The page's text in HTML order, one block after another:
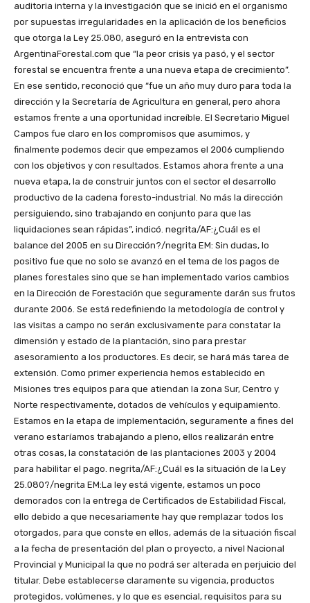
auditoria interna y la investigación que se inició en el organismo
por supuestas irregularidades en la aplicación de los beneficios
que otorga la Ley 25.080, aseguró en la entrevista con
ArgentinaForestal.com que “la peor crisis ya pasó, y el sector
forestal se encuentra frente a una nueva etapa de crecimiento”.
En ese sentido, reconoció que “fue un año muy duro para toda la
dirección y la Secretaría de Agricultura en general, pero ahora
estamos frente a una oportunidad increíble. El Secretario Miguel
Campos fue claro en los compromisos que asumimos, y
finalmente podemos decir que empezamos el 2006 cumpliendo
con los objetivos y con resultados. Estamos ahora frente a una
nueva etapa, la de construir juntos con el sector el desarrollo
productivo de la cadena foresto-industrial. No más la dirección
persiguiendo, sino trabajando en conjunto para que las
liquidaciones sean rápidas”, indicó. negrita/AF:¿Cuál es el
balance del 2005 en su Dirección?/negrita EM: Sin dudas, lo
positivo fue que no solo se avanzó en el tema de los pagos de
planes forestales sino que se han implementado varios cambios
en la Dirección de Forestación que seguramente darán sus frutos
durante 2006. Se está redefiniendo la metodología de control y
las visitas a campo no serán exclusivamente para constatar la
dimensión y estado de la plantación, sino para prestar
asesoramiento a los productores. Es decir, se hará más tarea de
extensión. Como primer experiencia hemos establecido en
Misiones tres equipos para que atiendan la zona Sur, Centro y
Norte respectivamente, dotados de vehículos y equipamiento.
Estamos en la etapa de implementación, seguramente a fines del
verano estaríamos trabajando a pleno, ellos realizarán entre
otras cosas, la constatación de las plantaciones 2003 y 2004
para habilitar el pago. negrita/AF:¿Cuál es la situación de la Ley
25.080?/negrita EM:La ley está vigente, estamos un poco
demorados con la entrega de Certificados de Estabilidad Fiscal,
ello debido a que necesariamente hay que remplazar todos los
otorgados, para que conste en ellos, además de la situación fiscal
a la fecha de presentación del plan o proyecto, a nivel Nacional
Provincial y Municipal la que no podrá ser alterada en perjuicio del
titular. Debe establecerse claramente su vigencia, productos
protegidos, volúmenes, y lo que es esencial, requisitos para su